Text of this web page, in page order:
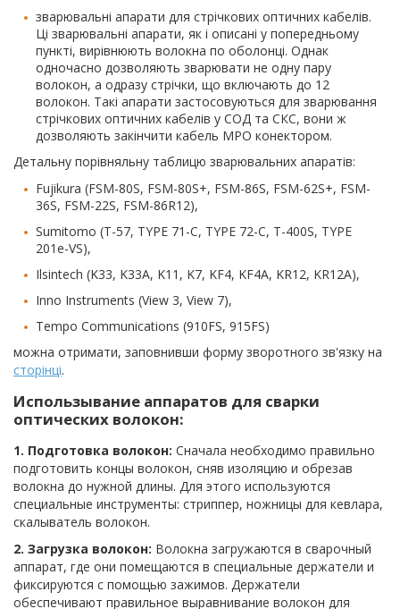
зварювальні апарати для стрічкових оптичних кабелів.
Ці зварювальні апарати, як і описані у попередньому
пункті, вирівнюють волокна по оболонці. Однак
одночасно дозволяють зварювати не одну пару
волокон, а одразу стрічки, що включають до 12
волокон. Такі апарати застосовуються для зварювання
стрічкових оптичних кабелів у СОД та СКС, вони ж
дозволяють закінчити кабель MPO конектором.
Детальну порівняльну таблицю зварювальних апаратів:
Fujikura (FSM-80S, FSM-80S+, FSM-86S, FSM-62S+, FSM-
36S, FSM-22S, FSM-86R12),
Sumitomo (T-57, TYPE 71-C, TYPE 72-C, T-400S, TYPE
201e-VS),
Ilsintech (K33, K33A, K11, K7, KF4, KF4A, KR12, KR12A),
Inno Instruments (View 3, View 7),
Tempo Communications (910FS, 915FS)
можна отримати, заповнивши форму зворотного зв'язку на
сторінці.
Использывание аппаратов для сварки
оптических волокон:
1. Подготовка волокон: Сначала необходимо правильно
подготовить концы волокон, сняв изоляцию и обрезав
волокна до нужной длины. Для этого используются
специальные инструменты: стриппер, ножницы для кевлара,
скалыватель волокон.
2. Загрузка волокон: Волокна загружаются в сварочный
аппарат, где они помещаются в специальные держатели и
фиксируются с помощью зажимов. Держатели
обеспечивают правильное выравнивание волокон для